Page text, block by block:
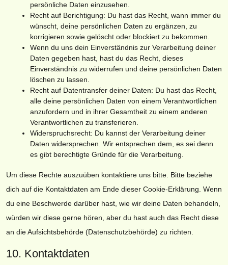
persönliche Daten einzusehen.
Recht auf Berichtigung: Du hast das Recht, wann immer du
wünscht, deine persönlichen Daten zu ergänzen, zu
korrigieren sowie gelöscht oder blockiert zu bekommen.
Wenn du uns dein Einverständnis zur Verarbeitung deiner
Daten gegeben hast, hast du das Recht, dieses
Einverständnis zu widerrufen und deine persönlichen Daten
löschen zu lassen.
Recht auf Datentransfer deiner Daten: Du hast das Recht,
alle deine persönlichen Daten von einem Verantwortlichen
anzufordern und in ihrer Gesamtheit zu einem anderen
Verantwortlichen zu transferieren.
Widerspruchsrecht: Du kannst der Verarbeitung deiner
Daten widersprechen. Wir entsprechen dem, es sei denn
es gibt berechtigte Gründe für die Verarbeitung.
Um diese Rechte auszuüben kontaktiere uns bitte. Bitte beziehe
dich auf die Kontaktdaten am Ende dieser Cookie-Erklärung. Wenn
du eine Beschwerde darüber hast, wie wir deine Daten behandeln,
würden wir diese gerne hören, aber du hast auch das Recht diese
an die Aufsichtsbehörde (Datenschutzbehörde) zu richten.
10. Kontaktdaten